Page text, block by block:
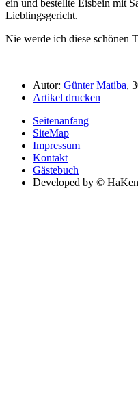
ein und bestellte Eisbein mit
Lieblingsgericht.
Nie werde ich diese schönen
Autor: Günter Matiba,
Artikel drucken
Seitenanfang
SiteMap
Impressum
Kontakt
Gästebuch
Developed by ©